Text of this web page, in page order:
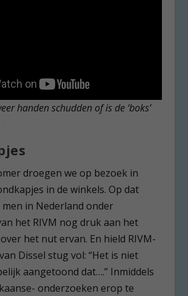
handen schudden of is de ‘boks’
droegen we op bezoek in
in de winkels. Op dat
in Nederland onder
het RIVM nog druk aan het
het nut ervan. En hield RIVM-
Dissel stug vol: “Het is niet
aangetoond dat….” Inmiddels
onderzoeken erop te